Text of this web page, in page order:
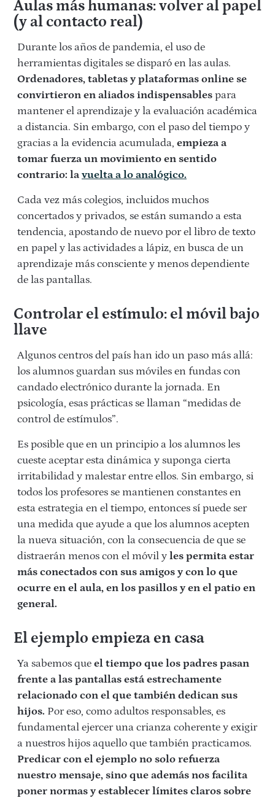
Aulas más humanas: volver al papel
(y al contacto real)
Durante los años de pandemia, el uso de
herramientas digitales se disparó en las aulas.
Ordenadores, tabletas y plataformas online se
convirtieron en aliados indispensables para
mantener el aprendizaje y la evaluación académica
a distancia. Sin embargo, con el paso del tiempo y
gracias a la evidencia acumulada, empieza a
tomar fuerza un movimiento en sentido
contrario: la vuelta a lo analógico.
Cada vez más colegios, incluidos muchos
concertados y privados, se están sumando a esta
tendencia, apostando de nuevo por el libro de texto
en papel y las actividades a lápiz, en busca de un
aprendizaje más consciente y menos dependiente
de las pantallas.
Controlar el estímulo: el móvil bajo
llave
Algunos centros del país han ido un paso más allá:
los alumnos guardan sus móviles en fundas con
candado electrónico durante la jornada. En
psicología, esas prácticas se llaman “medidas de
control de estímulos”.
Es posible que en un principio a los alumnos les
cueste aceptar esta dinámica y suponga cierta
irritabilidad y malestar entre ellos. Sin embargo, si
todos los profesores se mantienen constantes en
esta estrategia en el tiempo, entonces sí puede ser
una medida que ayude a que los alumnos acepten
la nueva situación, con la consecuencia de que se
distraerán menos con el móvil y les permita estar
más conectados con sus amigos y con lo que
ocurre en el aula, en los pasillos y en el patio en
general.
El ejemplo empieza en casa
Ya sabemos que el tiempo que los padres pasan
frente a las pantallas está estrechamente
relacionado con el que también dedican sus
hijos. Por eso, como adultos responsables, es
fundamental ejercer una crianza coherente y exigir
a nuestros hijos aquello que también practicamos.
Predicar con el ejemplo no solo refuerza
nuestro mensaje, sino que además nos facilita
poner normas y establecer límites claros sobre